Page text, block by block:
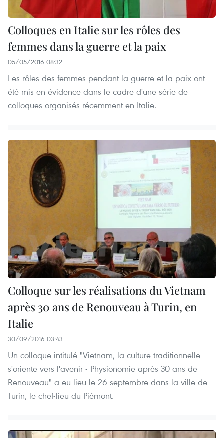
Colloques en Italie sur les rôles des
femmes dans la guerre et la paix
05/05/2016 08:32
Les rôles des femmes pendant la guerre et la paix ont
été mis en évidence dans le cadre d'une série de
colloques organisés récemment en Italie.
Colloque sur les réalisations du Vietnam
après 30 ans de Renouveau à Turin, en
Italie
30/09/2016 03:43
Un colloque intitulé "Vietnam, la culture traditionnelle
s'oriente vers l'avenir - Physionomie après 30 ans de
Renouveau" a eu lieu le 26 septembre dans la ville de
Turin, le chef-lieu du Piémont.